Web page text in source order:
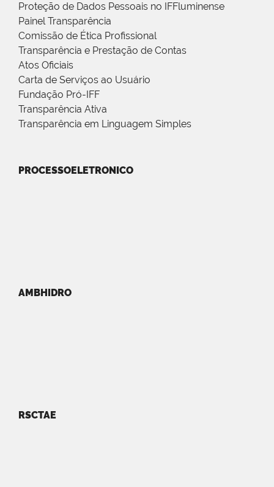
Proteção de Dados Pessoais no IFFluminense
Painel Transparência
Comissão de Ética Profissional
Transparência e Prestação de Contas
Atos Oficiais
Carta de Serviços ao Usuário
Fundação Pró-IFF
Transparência Ativa
Transparência em Linguagem Simples
PROCESSOELETRONICO
AMBHIDRO
RSCTAE